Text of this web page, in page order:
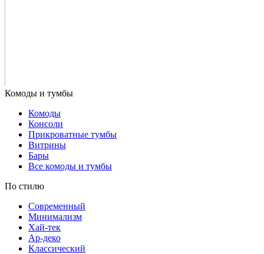
Комоды
Консоли
Прикроватные тумбы
Витрины
Бары